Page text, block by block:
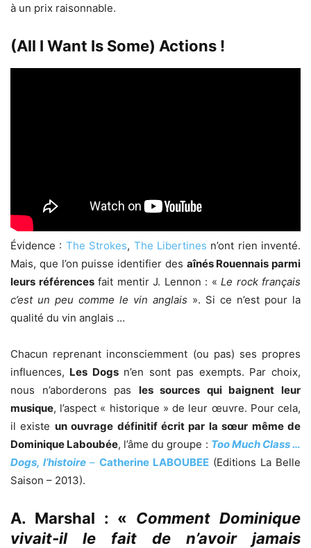
à un prix raisonnable.
(All I Want Is Some) Actions !
Évidence : The Strokes, The Libertines n’ont rien inventé.
Mais, que l’on puisse identifier des aînés Rouennais parmi
leurs référencesfait mentir J. Lennon : « Le rock français
c’est un peu comme le vin anglais ». Si ce n’est pour la
qualité du vin anglais …
Chacun reprenant inconsciemment (ou pas) ses propres
influences, Les Dogsn’en sont pas exempts. Par choix,
nous n’aborderons pas les sources qui baignent leur
musique, l’aspect « historique » de leur œuvre. Pour cela,
il existe un ouvrage définitif écrit par la sœur même de
Dominique Laboubée, l’âme du groupe : Too Much Class …
Dogs, l’histoire – Catherine LABOUBEE (Editions La Belle
Saison – 2013).
A. Marshal : « Comment Dominique
vivait-il le fait de n’avoir jamais